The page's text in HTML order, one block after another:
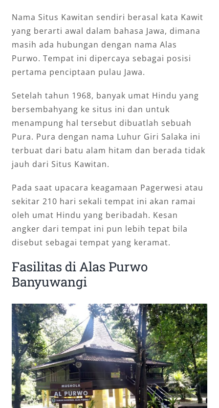
Nama Situs Kawitan sendiri berasal kata Kawit
yang berarti awal dalam bahasa Jawa, dimana
masih ada hubungan dengan nama Alas
Purwo. Tempat ini dipercaya sebagai posisi
pertama penciptaan pulau Jawa.
Setelah tahun 1968, banyak umat Hindu yang
bersembahyang ke situs ini dan untuk
menampung hal tersebut dibuatlah sebuah
Pura. Pura dengan nama Luhur Giri Salaka ini
terbuat dari batu alam hitam dan berada tidak
jauh dari Situs Kawitan.
Pada saat upacara keagamaan Pagerwesi atau
sekitar 210 hari sekali tempat ini akan ramai
oleh umat Hindu yang beribadah. Kesan
angker dari tempat ini pun lebih tepat bila
disebut sebagai tempat yang keramat.
Fasilitas di Alas Purwo
Banyuwangi